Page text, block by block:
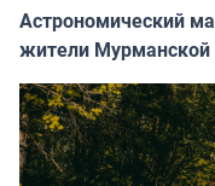
Астрономический
жители Мурманской